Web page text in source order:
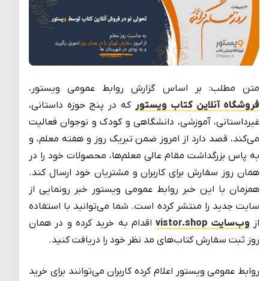
متن مطلب: بر اساس گزارش روابط عمومی ویستور،
فروشگاه آنلاین کتاب ویستور که در پنج حوزه داستانی،
غیرداستانی، آموزشی، دانشگاهی و کودک و نوجوان فعالیت
می‌کند، قصد دارد از امروز ضمن تبریک روز و هفته معلم، و
به پاس بزرگداشت مقام عالی معلم‌ها، محصولات خود را در
همان روز سفارش برای کاربران و مشتریان خود ارسال کند.
همزمان با این خبر روابط عمومی ویستور خبر رونمایی از
سایت جدید را منتشر کرده است. شما می‌توانید با استفاده
از وب‌سایت vistor.shop
اقدام به خرید کرده و در همان
روز ثبت سفارش کتاب‌های مد نظر خود را دریافت کنید.
روابط عمومی ویستور اعلام کرده کاربران می‌توانند برای خرید